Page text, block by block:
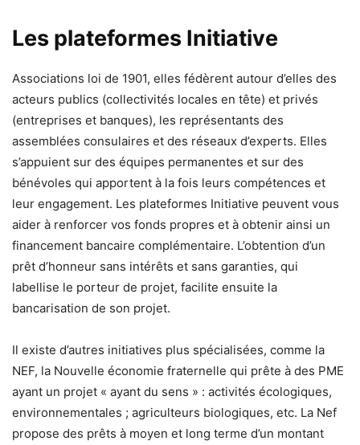
Les plateformes Initiative
Associations loi de 1901, elles fédèrent autour d’elles des
acteurs publics (collectivités locales en tête) et privés
(entreprises et banques), les représentants des
assemblées consulaires et des réseaux d’experts. Elles
s’appuient sur des équipes permanentes et sur des
bénévoles qui apportent à la fois leurs compétences et
leur engagement. Les plateformes Initiative peuvent vous
aider à renforcer vos fonds propres et à obtenir ainsi un
financement bancaire complémentaire. L’obtention d’un
prêt d’honneur sans intérêts et sans garanties, qui
labellise le porteur de projet, facilite ensuite la
bancarisation de son projet.
Il existe d’autres initiatives plus spécialisées, comme la
NEF, la Nouvelle économie fraternelle qui prête à des PME
ayant un projet « ayant du sens » : activités écologiques,
environnementales ; agriculteurs biologiques, etc. La Nef
propose des prêts à moyen et long terme d’un montant